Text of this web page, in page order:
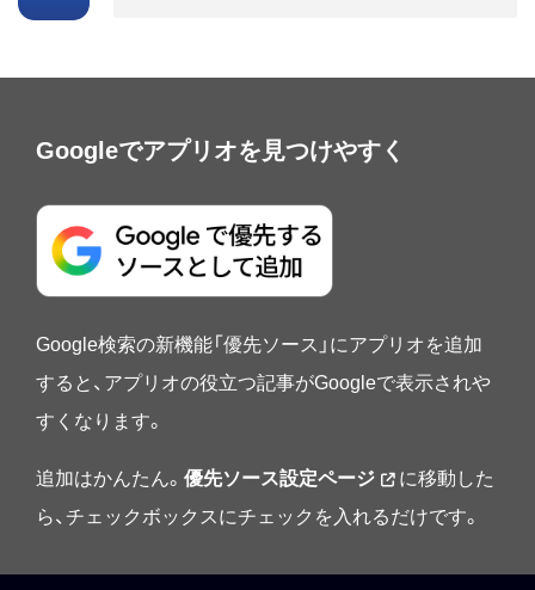
Googleでアプリオを見つけやすく
Google検索の新機能「優先ソース」にアプリオを追加
すると、アプリオの役立つ記事がGoogleで表示されや
すくなります。
追加はかんたん。 優先ソース設定ページ
に移動した
ら、チェックボックスにチェックを入れるだけです。